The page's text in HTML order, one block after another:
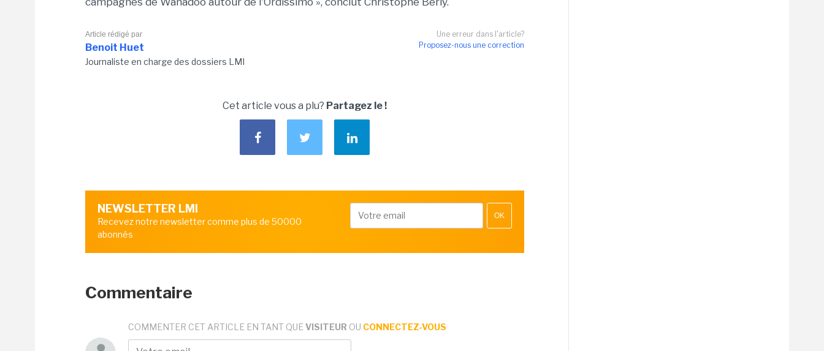
Une erreur dans l'article?
Proposez-nous une correction
Article rédigé par
Benoit Huet
Journaliste en charge des dossiers LMI
Cet article vous a plu? Partagez le !
NEWSLETTER LMI
Recevez notre newsletter comme plus de 50000
abonnés
OK
Commentaire
COMMENTER CET ARTICLE EN TANT QUE VISITEUR OU CONNECTEZ-VOUS